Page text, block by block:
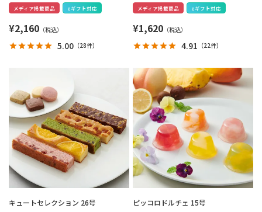
メディア掲載商品 eギフト対応
¥2,160
5.00 （28件）
メディア掲載商品 eギフト対応
¥1,620
4.91 （22件）
キュートセレクション 26号 ピッコロドルチェ 15号